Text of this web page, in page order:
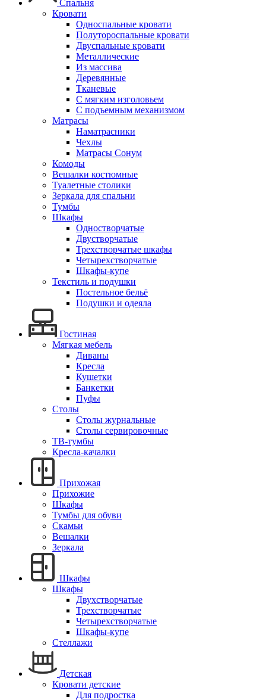
Спальня
Кровати
Односпальные кровати
Полутороспальные кровати
Двуспальные кровати
Металлические
Из массива
Деревянные
Тканевые
С мягким изголовьем
С подъемным механизмом
Матрасы
Наматрасники
Чехлы
Матрасы Сонум
Комоды
Вешалки костюмные
Туалетные столики
Зеркала для спальни
Тумбы
Шкафы
Одностворчатые
Двустворчатые
Трехстворчатые шкафы
Четырехстворчатые
Шкафы-купе
Текстиль и подушки
Постельное бельё
Подушки и одеяла
Гостиная
Мягкая мебель
Диваны
Кресла
Кушетки
Банкетки
Пуфы
Столы
Столы журнальные
Столы сервировочные
ТВ-тумбы
Кресла-качалки
Прихожая
Прихожие
Шкафы
Тумбы для обуви
Скамьи
Вешалки
Зеркала
Шкафы
Шкафы
Двухстворчатые
Трехстворчатые
Четырехстворчатые
Шкафы-купе
Стеллажи
Детская
Кровати детские
Для подростка